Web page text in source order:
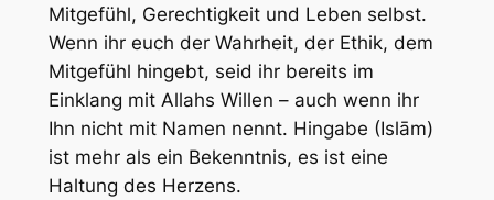
Mitgefühl, Gerechtigkeit und Leben selbst.
Wenn ihr euch der Wahrheit, der Ethik, dem
Mitgefühl hingebt, seid ihr bereits im
Einklang mit Allahs Willen – auch wenn ihr
Ihn nicht mit Namen nennt. Hingabe (Islām)
ist mehr als ein Bekenntnis, es ist eine
Haltung des Herzens.